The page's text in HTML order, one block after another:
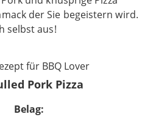
der Sie begeistern wird.
selbst aus!
Pork Pizza
Belag: